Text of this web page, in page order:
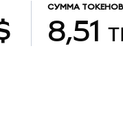
СУММА
8,51